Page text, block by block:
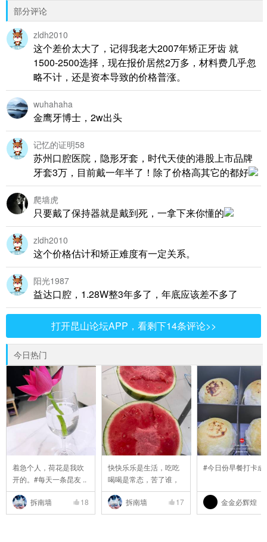
部分评论
zldh2010
这个差价太大了，记得我老大2007年矫正牙齿 就
1500-2500选择，现在报价居然2万多，材料费几乎忽
略不计，还是资本导致的价格普涨。
wuhahaha
金鹰牙博士，2w出头
记忆的证明58
苏州口腔医院，隐形牙套，时代天使的港股上市品牌
牙套3万，目前戴一年半了！除了价格高其它的都好
爬墙虎
只要戴了保持器就是戴到死，一拿下来你懂的
zldh2010
这个价格估计和矫正难度有一定关系。
阳光1987
益达口腔，1.28W整3年多了，年底应该差不多了
打开昆山论坛APP，看剩下14条评论>>
今日热门
着急个人，荷花是我吹
开的。#每天一条昆友 ..
拆南墙 18
快快乐乐是生活，吃吃
喝喝是常态，苦了谁，
..
拆南墙
17
#今日份早餐打卡成
金金必辉煌